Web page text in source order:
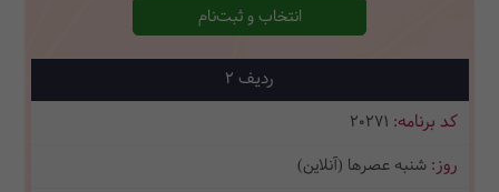
انتخاب و ثبت‌نام
2
20271
شنبه عصرها (آنلاین)